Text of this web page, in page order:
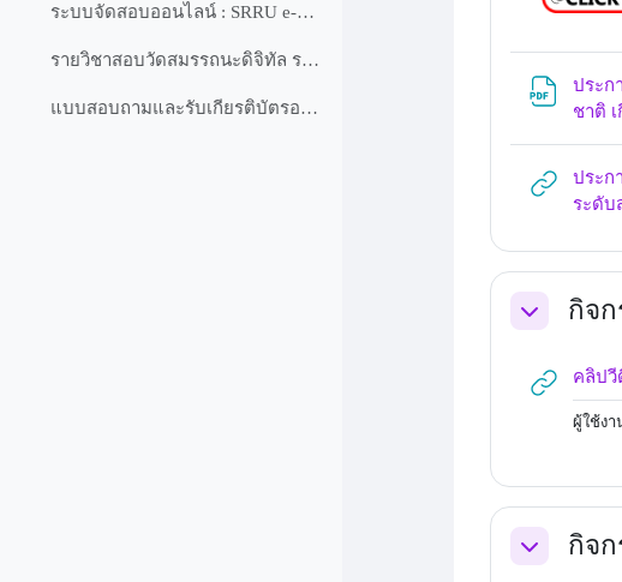
ระบบจัดสอบออนไลน์ : SRRU e-Testing
รายวิชาสอบวัดสมรรถนะดิจิทัล ระดับปริญญาตรี ปีการศึกษา 2568
แบบสอบถามและรับเกียรติบัตรออนไลน์
ประก
ชาติ
ประก
ระดั
ย่อ กิจก
คลิปวี
ผู้ใช้งา
ย่อ กิจ